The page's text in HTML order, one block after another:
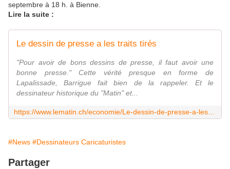
septembre à 18 h. à Bienne.
Lire la suite :
Le dessin de presse a les traits tirés
"Pour avoir de bons dessins de presse, il faut avoir une
bonne presse." Cette vérité presque en forme de
Lapalissade, Barrigue fait bien de la rappeler. Et le
dessinateur historique du "Matin" et...
#News #Dessinateurs Caricaturistes
Partager